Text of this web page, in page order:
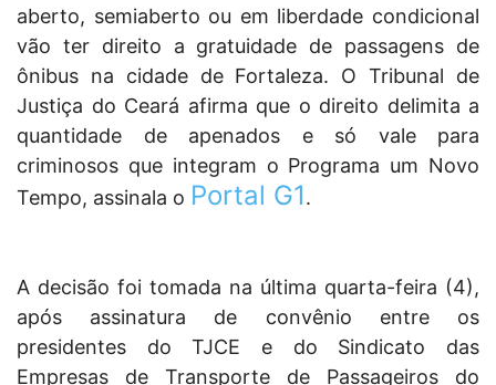
aberto, semiaberto ou em liberdade condicional
vão ter direito a gratuidade de passagens de
ônibus na cidade de Fortaleza. O Tribunal de
Justiça do Ceará afirma que o direito delimita a
quantidade de apenados e só vale para
criminosos que integram o Programa um Novo
Tempo, assinala o Portal G1.
A decisão foi tomada na última quarta-feira (4),
após assinatura de convênio entre os
presidentes do TJCE e do Sindicato das
Empresas de Transporte de Passageiros do